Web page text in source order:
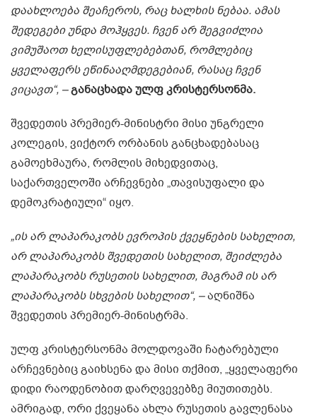
დაახლოება შეაჩეროს, რაც ხალხის ნებაა. ამას
შედეგები უნდა მოჰყვეს. ჩვენ არ შეგვიძლია
ვიმუშაოთ ხელისუფლებებთან, რომლებიც
ყველაფერს ეწინააღმდეგებიან, რასაც ჩვენ
ვიცავთ“, –განაცხადა ულფ კრისტერსონმა.
შვედეთის პრემიერ-მინისტრი მისი უნგრელი
კოლეგის, ვიქტორ ორბანის განცხადებასაც
გამოეხმაურა, რომლის მიხედვითაც,
საქართველოში არჩევნები „თავისუფალი და
დემოკრატიული“ იყო.
„ის არ ლაპარაკობს ევროპის ქვეყნების სახელით,
არ ლაპარაკობს შვედეთის სახელით, შეიძლება
ლაპარაკობს რუსეთის სახელით, მაგრამ ის არ
ლაპარაკობს სხვების სახელით“, –აღნიშნა
შვედეთის პრემიერ-მინისტრმა.
ულფ კრისტერსონმა მოლდოვაში ჩატარებული
არჩევნებიც გაიხსენა და მისი თქმით, „ყველაფერი
დიდი რაოდენობით დარღვევებზე მიუთითებს.
ამრიგად, ორი ქვეყანა ახლა რუსეთის გავლენასა